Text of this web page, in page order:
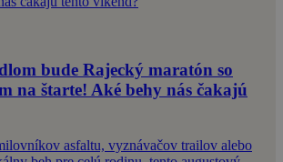
bude Rajecký maratón so
na štarte! Aké behy nás čakajú
asfaltu, vyznávačov trailov alebo